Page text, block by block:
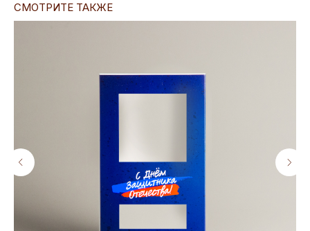
СМОТРИТЕ ТАКЖЕ